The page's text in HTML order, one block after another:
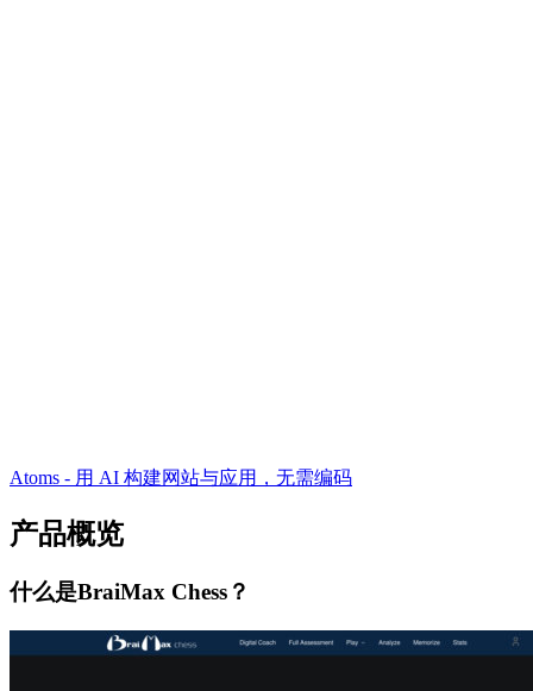
Atoms - 用 AI 构建网站与应用，无需编码
产品概览
什么是BraiMax Chess？